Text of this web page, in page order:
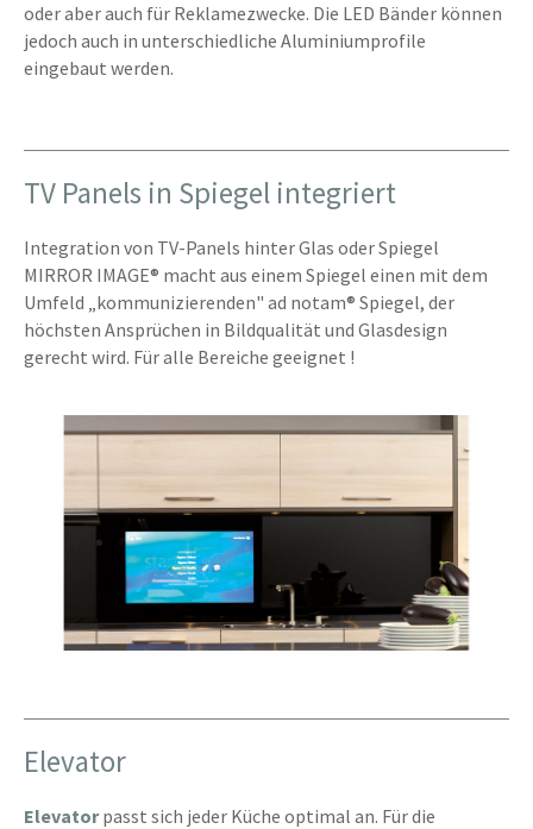
oder aber auch für Reklamezwecke. Die LED Bänder können
jedoch auch in unterschiedliche Aluminiumprofile
eingebaut werden.
TV Panels in Spiegel integriert
Integration von TV-Panels hinter Glas oder Spiegel
MIRROR IMAGE® macht aus einem Spiegel einen mit dem
Umfeld „kommunizierenden" ad notam® Spiegel, der
höchsten Ansprüchen in Bildqualität und Glasdesign
gerecht wird. Für alle Bereiche geeignet !
Elevator
Elevatorpasst sich jeder Küche optimal an. Für die